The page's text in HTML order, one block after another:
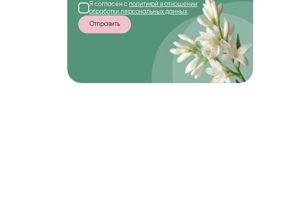
Я согласен с политикой в отношении
обработки персональных данных
Отправить